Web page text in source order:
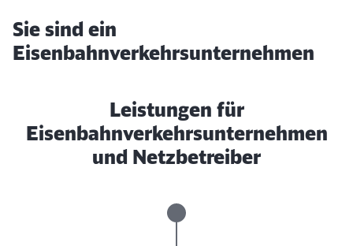
Sie sind ein
Eisenbahnverkehrsunternehmen
Leistungen für
Eisenbahnverkehrsunternehmen
und Netzbetreiber